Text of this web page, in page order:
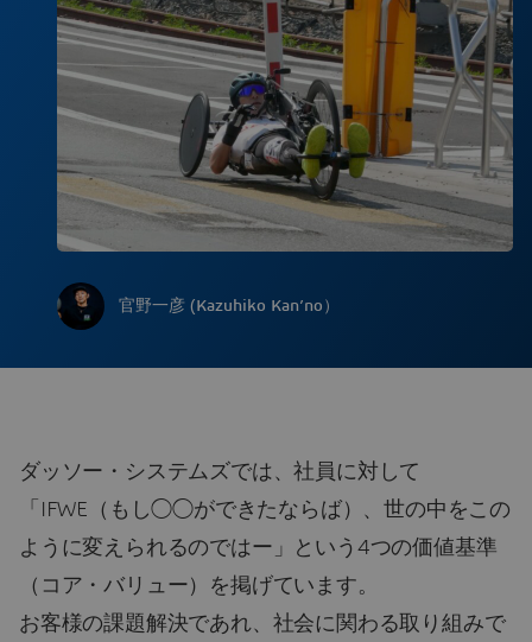
官野一彦 (Kazuhiko Kan’no）
ダッソー・システムズでは、社員に対して
「IFWE（もし◯◯ができたならば）、世の中をこの
ように変えられるのではー」という4つの価値基準
（コア・バリュー）を掲げています。
お客様の課題解決であれ、社会に関わる取り組みで